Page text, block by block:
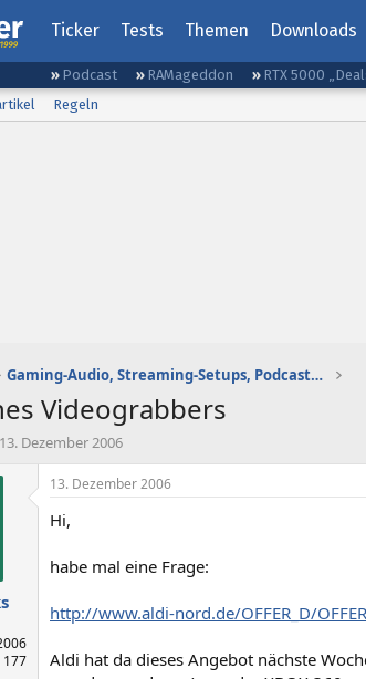
Ticker Tests Themen Downloads
Podcast RAMageddon RTX 5000
Regeln
Gaming-Audio, Streaming-Setups, Podcasting etc.
Videograbbers
E13. Dezember 2006
177
13. Dezember 2006
Hi,
habe mal eine Frage:
http://www.aldi-nord.de/OFFER_D/
Aldi hat da dieses Angebot nächste